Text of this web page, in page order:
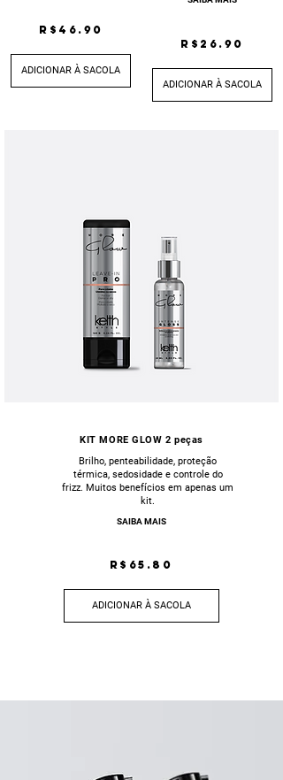
R$46.90
ADICIONAR À SACOLA
R$26.90
ADICIONAR À SACOLA
KIT MORE GLOW 2 peças
Brilho, penteabilidade, proteção
térmica, sedosidade e controle do
frizz. Muitos benefícios em apenas um
kit.
SAIBA MAIS
R$65.80
ADICIONAR À SACOLA